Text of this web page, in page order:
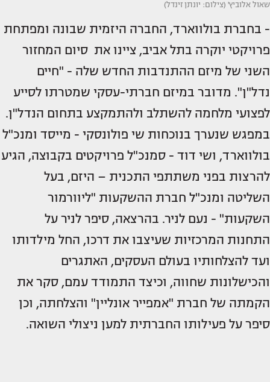
שאול אלוביץ' (צילום: יונתן זינדל)
- בחברת בולווארד, החברה היזמית שבונה ומפתחת
פרויקטי יוקרה בתל אביב, ציינו את סיום המחזור
השני של מיזם ההתנדבות החדש שלה - "חיים
נדל"ן". מדובר במיזם חברתי-עסקי שמטרתו לסייע
לפצועי מלחמה להשתלב ולהתמקצע בתחום הנדל"ן.
במפגש שנערך בנוכחות שי פולונסקי - מייסד ומנכ"ל
בולווארד, ושי דוד - סמנכ"ל פרויקטים בקבוצה, הגיע
להרצות בפני משתתפי התכנית – היזם, בעל
השליטה ומנכ"ל חברת ההשקעות "ליוורמור
השקעות" - נעם לניר. בהרצאה, סיפר לניר על
התחנות המרכזיות שעיצבו את דרכו, החל מילדותו
ועד להצלחותיו בעולם העסקים, האתגרים
והכישלונות שחווה, וכיצד התמודד עמם, סקר את
הקמתה של חברת "אמפייר אונליין" והצלחתה, וכן
סיפר על פעילותו החברתית למען ניצולי השואה.